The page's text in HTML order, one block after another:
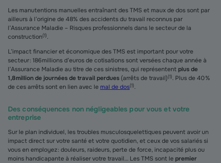
Les manutentions manuelles entraînant des TMS et maux de dos sont par
ailleurs à l’origine de 48% des accidents du travail reconnus par
l’Assurance Maladie – Risques professionnels dans le secteur de la
construction(1).
L’impact financier et économique des TMS est important pour votre
secteur : 186 millions d’euros de cotisations sont versées chaque année à
l’Assurance Maladie au titre de ces sinistres, qui représententplus de
1,8 million de journées de travail perdues (arrêts de travail)(1). Plus de 40 %
de ces arrêts sont en lien avec le mal de dos(1).
Des conséquences non négligeables pour vous et votre
entreprise
Sur le plan individuel, les troubles musculosquelettiques peuvent avoir un
impact direct sur votre santé et votre quotidien, et ceux de vos salariés si
vous en employez : douleurs, raideurs, perte de force, incapacité plus ou
moins handicapante à réaliser votre travail… Les TMS sont lepremier